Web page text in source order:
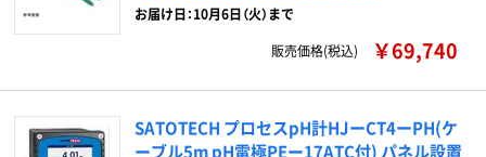
お届け日：10月6日（火）まで
販売価格(税込)
￥69,740
SATOTECH プロセスpH計HJーCT4ーPH(ケ
ーブル5m pH電極PEー17ATC付) パネル設置